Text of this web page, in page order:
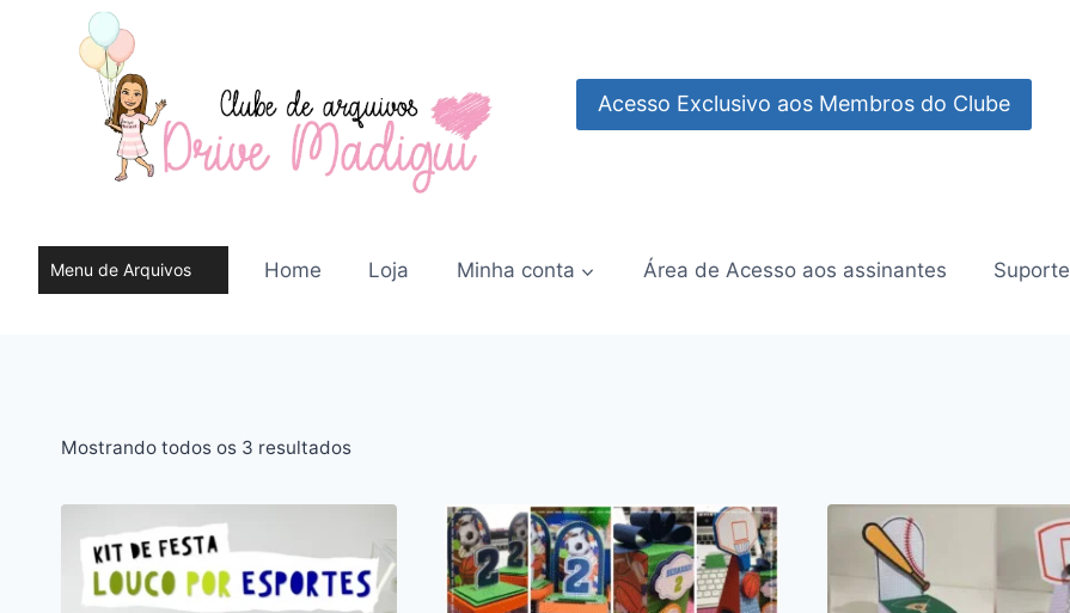
Acesso Exclusivo aos Membros do Clube
Menu de Arquivos Home Loja Minha conta Área de Acesso aos assinantes Suporte
Mostrando todos os 3 resultadosClassificado
recente